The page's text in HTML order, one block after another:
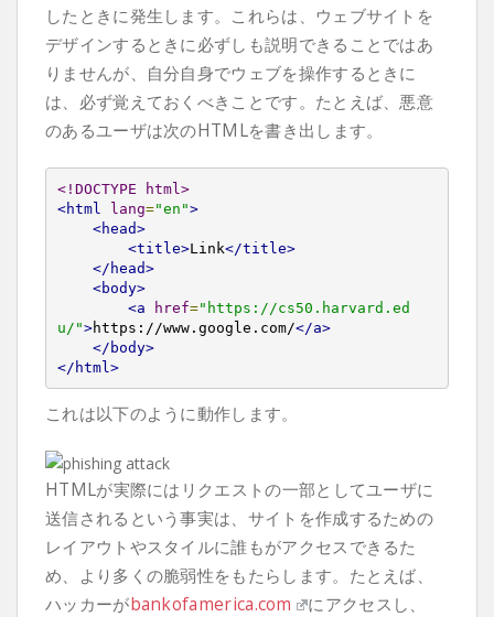
したときに発生します。これらは、ウェブサイトを
デザインするときに必ずしも説明できることではあ
りませんが、自分自身でウェブを操作するときに
は、必ず覚えておくべきことです。たとえば、悪意
のあるユーザは次のHTMLを書き出します。
<!DOCTYPE html>
<html
lang="en">
<head>
<title>Link</title>
</head>
<body>
<a
href="https://cs50.harvard.ed
u/">https://www.google.com/</a>
</body>
</html>
これは以下のように動作します。
HTMLが実際にはリクエストの一部としてユーザに
送信されるという事実は、サイトを作成するための
レイアウトやスタイルに誰もがアクセスできるた
め、より多くの脆弱性をもたらします。たとえば、
ハッカーがbankofamerica.com
にアクセスし、